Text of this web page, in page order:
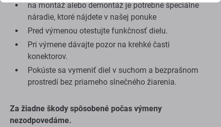
na montáž alebo demontáž je potrebné špeciálne
náradie, ktoré nájdete v našej ponuke
Pred výmenou otestujte funkčnosť dielu.
Pri výmene dávajte pozor na krehké časti
konektorov.
Pokúste sa vymeniť diel v suchom a bezprašnom
prostredí bez priameho slnečného žiarenia.
Za žiadne škody spôsobené počas výmeny
nezodpovedáme.